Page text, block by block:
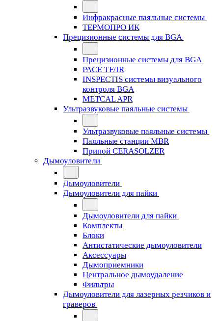
Инфракрасные паяльные системы
ТЕРМОПРО ИК
Прецизионные системы для BGA
Прецизионные системы для BGA
PACE TF/IR
INSPECTIS системы визуального
контроля BGA
METCAL APR
Ультразвуковые паяльные системы
Ультразвуковые паяльные системы
Паяльные станции MBR
Припой CERASOLZER
Дымоуловители
Дымоуловители
Дымоуловители для пайки
Дымоуловители для пайки
Комплекты
Блоки
Антистатические дымоуловители
Аксессуары
Дымоприемники
Центральное дымоудаление
Фильтры
Дымоуловители для лазерных резчиков и
граверов